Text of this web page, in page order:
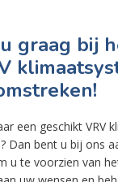
graag bij
een geschikt VRV
Dan bent u bij ons
u te voorzien van